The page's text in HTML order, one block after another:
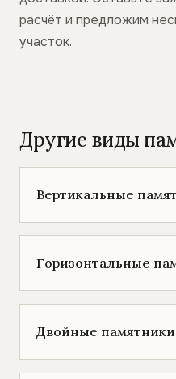
расчёт и предложим
участок.
Другие виды
Вертикальные
Горизонтальные
Двойные памятники